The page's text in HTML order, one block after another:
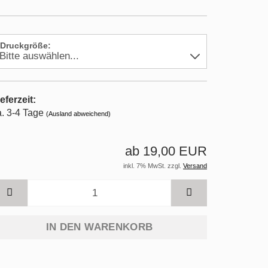
Druckgröße:
3-4 Tage (Ausland abweichend)
ab 19,00 EUR
inkl. 7% MwSt. zzgl. Versand
IN DEN WARENKORB